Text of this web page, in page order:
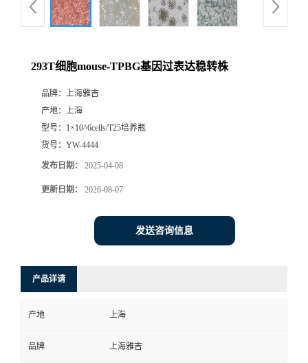
293T细胞mouse-TPBG基因过表达稳转株
品牌： 上海雅吉
产地： 上海
型号： 1×10^6cells/T25培养瓶
货号： YW-4444
发布日期： 2025-04-08
更新日期： 2026-08-07
发送咨询信息
产品详请
产地 上海
品牌 上海雅吉